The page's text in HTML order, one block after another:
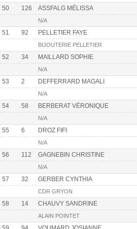
50 126 ASSFALG MÉLISSA
N/A
51 92 PELLETIER FAYE
BIJOUTERIE PELLETIER
52 34 MAILLARD SOPHIE
N/A
53 2 DEFFERRARD MAGALI
N/A
54 58 BERBERAT VÉRONIQUE
N/A
55 6 DROZ FIFI
N/A
56 112 GAGNEBIN CHRISTINE
N/A
57 32 GERBER CYNTHIA
CDR GRYON
58 14 CHAUVY SANDRINE
ALAIN POINTET